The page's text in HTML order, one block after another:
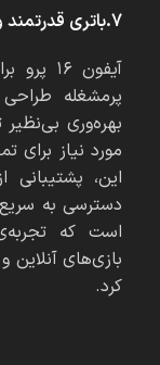
7.باتری قدرتمند و اتصالات آماده برای آینده
آیفون
پرمشغله
مورد نیاز برای
این، پشتیبانی
دسترسی به
است که
بازی‌های
کرد.